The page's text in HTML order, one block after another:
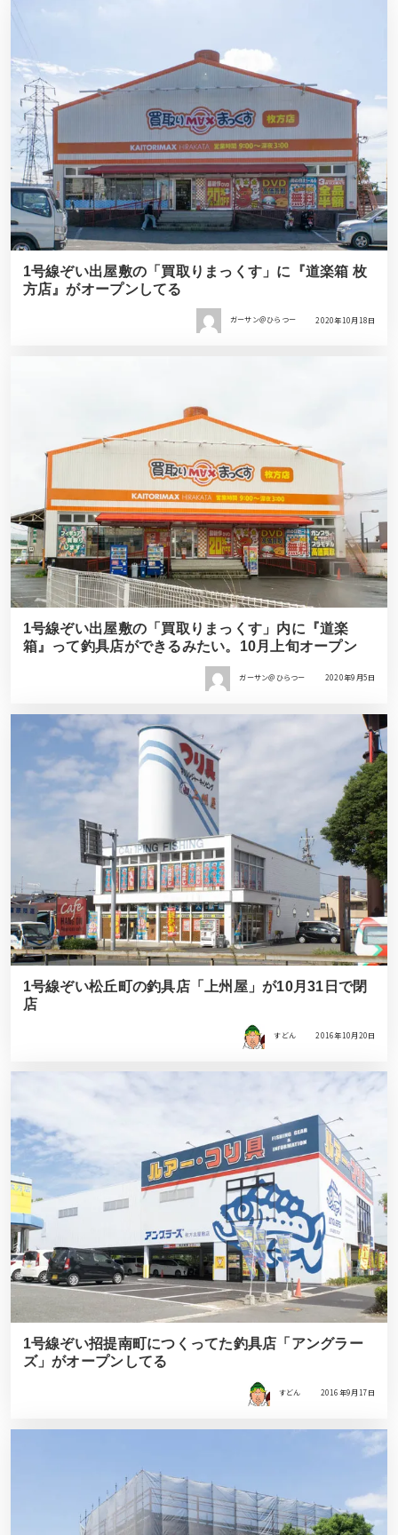
1号線ぞい出屋敷の「買取りまっくす」に『道楽箱 枚
方店』がオープンしてる
ガーサン＠ひらつー 2020年10月18日
1号線ぞい出屋敷の「買取りまっくす」内に『道楽
箱』って釣具店ができるみたい。10月上旬オープン
ガーサン＠ひらつー 2020年9月5日
1号線ぞい松丘町の釣具店「上州屋」が10月31日で閉
店
すどん 2016年10月20日
1号線ぞい招提南町につくってた釣具店「アングラー
ズ」がオープンしてる
すどん 2016年9月17日